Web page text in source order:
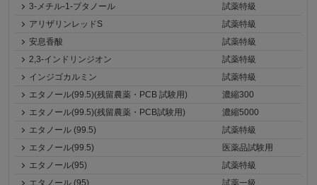
3-メチル-1-ブタノール
試薬特級
アリザリンレッドS
試薬特級
安息香酸
試薬特級
2,3-インドリンジオン
試薬特級
インジゴカルミン
試薬特級
エタノール(99.5)(残留農薬・PCB 試験用)
濃縮300
エタノール(99.5)(残留農薬・PCB試験用)
濃縮5000
エタノール (99.5)
試薬特級
エタノール(99.5)
医薬品試験用
エタノール(95)
試薬特級
エタノール (95)
試薬一級